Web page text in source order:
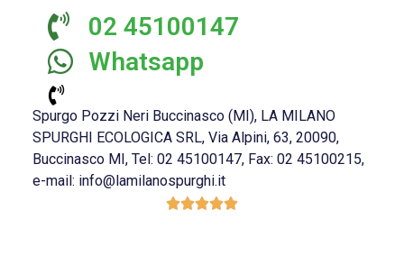
02 45100147
Whatsapp
Spurgo Pozzi Neri Buccinasco (MI), LA MILANO
SPURGHI ECOLOGICA SRL, Via Alpini, 63, 20090,
Buccinasco MI, Tel: 02 45100147, Fax: 02 45100215,
e-mail: info@lamilanospurghi.it
